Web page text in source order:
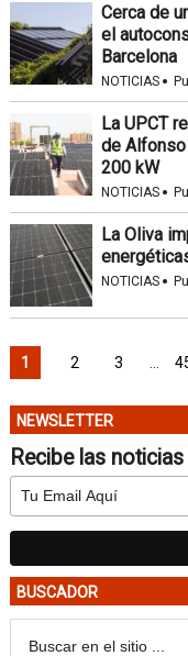
Cerca de
el
Barcelona
NOTICIAS ·
La UPCT
de
200 kW
NOTICIAS ·
La Oliva
NOTICIAS ·
1 2 3
NEWSLETTER
Recibe las
BUSCADOR